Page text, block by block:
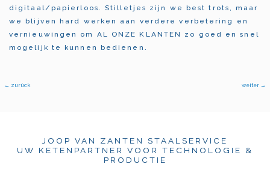
digitaal/papierloos. Stilletjes zijn we best trots, maar
we blijven hard werken aan verdere verbetering en
vernieuwingen om AL ONZE KLANTEN zo goed en snel
mogelijk te kunnen bedienen.
← zurück weiter →
JOOP VAN ZANTEN STAALSERVICE
UW KETENPARTNER VOOR TECHNOLOGIE &
PRODUCTIE